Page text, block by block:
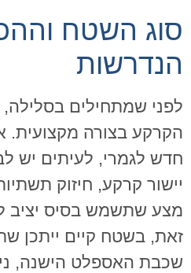
סוג השטח
הנדרשות
לפני שמתחילים בסלילה,
הקרקע בצורה
חדש לגמרי, לעיתים יש
יישור קרקע, חיזוק
מצע שתשמש בסיס יציב
זאת, בשטח קיים ייתכן
שכבת האספלט הישנה,